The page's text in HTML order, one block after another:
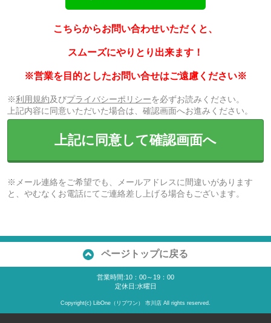
こちらからお問い合わせいただくと、
スムーズにやりとり出来ます！
※営業を目的としたお問い合せはご遠慮ください※
※利用規約及びプライバシーポリシーを必ずお読みください。
上記内容に同意いただいた場合は、確認画面へお進みください。
上記に同意して確認画面へ
※メール連絡をご希望でも、メールアドレスに間違いがあります
と、やむなくお電話にてご連絡差し上げる場合もございます。
ページトップに戻る
営業時間:10：00～19：00
定休日:水曜日
Copyright(c) LibOne（リブワン） 市川店 All rights reserved.